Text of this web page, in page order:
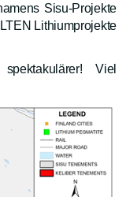
Sisu-Projekte
Lithiumprojekte
Viel